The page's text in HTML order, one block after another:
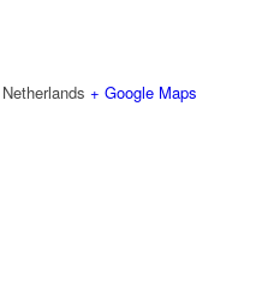
Netherlands + Google Maps